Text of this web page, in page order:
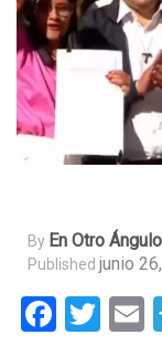
By En Otro Ángulo
Published junio